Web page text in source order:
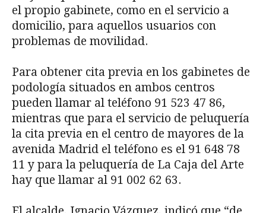
el propio gabinete, como en el servicio a
domicilio, para aquellos usuarios con
problemas de movilidad.
Para obtener cita previa en los gabinetes de
podología situados en ambos centros
pueden llamar al teléfono 91 523 47 86,
mientras que para el servicio de peluquería
la cita previa en el centro de mayores de la
avenida Madrid el teléfono es el 91 648 78
11 y para la peluquería de La Caja del Arte
hay que llamar al 91 002 62 63.